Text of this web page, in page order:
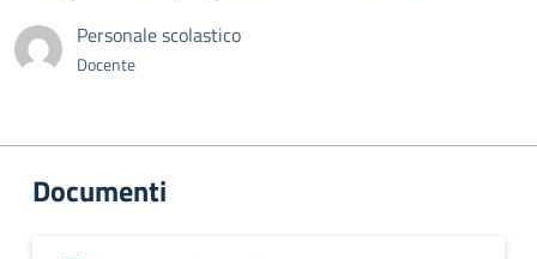
Personale scolastico
Docente
Documenti